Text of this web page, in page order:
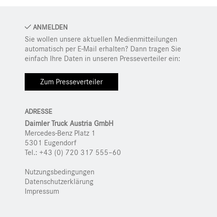
ANMELDEN
Sie wollen unsere aktuellen Medienmitteilungen
automatisch per E-Mail erhalten? Dann tragen Sie
einfach Ihre Daten in unseren Presseverteiler ein:
Zum Presseverteiler
ADRESSE
Daimler Truck Austria GmbH
Mercedes-Benz Platz 1
5301 Eugendorf
Tel.: +43 (0) 720 317 555–60
Nutzungsbedingungen
Datenschutzerklärung
Impressum